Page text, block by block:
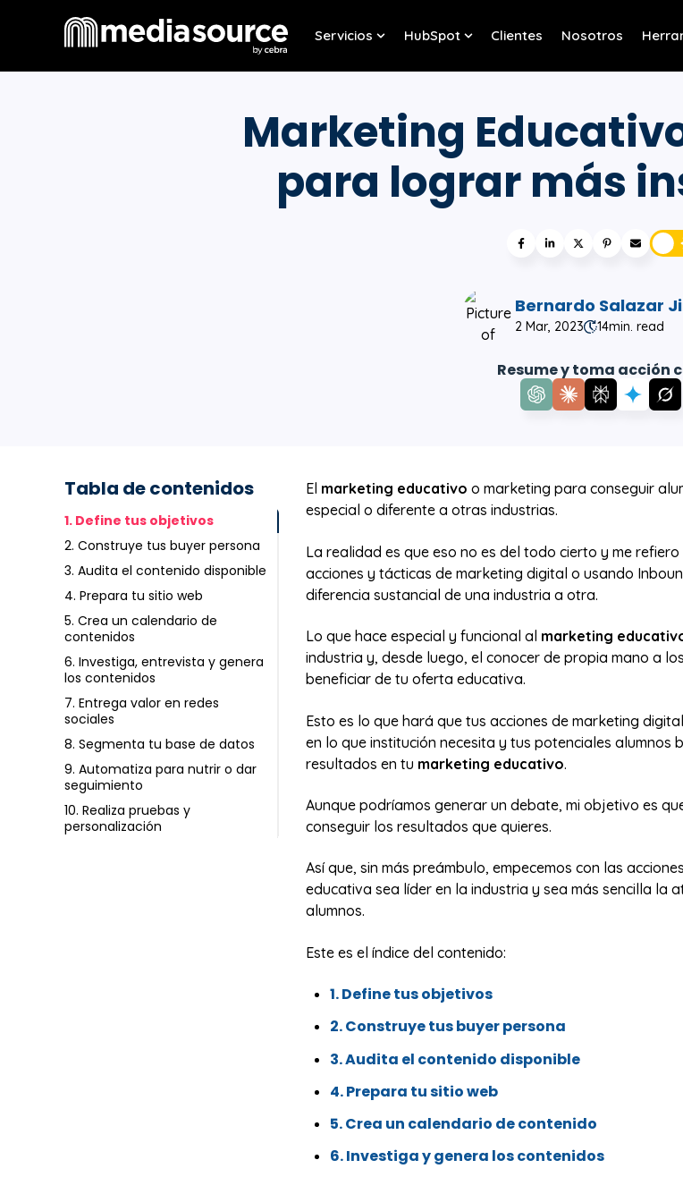
Servicios
Show submenu for Servicios
HubSpot
Show submenu for HubSpot
Clientes Nosotros
Marketing
para lograr más
Bernardo Salazar
2 Mar, 2023 14min. read
Resume y toma acción
Tabla de contenidos
1. Define tus objetivos
2. Construye tus buyer persona
3. Audita el contenido disponible
4. Prepara tu sitio web
5. Crea un calendario de
contenidos
6. Investiga, entrevista y genera
los contenidos
7. Entrega valor en redes
sociales
8. Segmenta tu base de datos
9. Automatiza para nutrir o dar
seguimiento
10. Realiza pruebas y
personalización
El marketing educativo o marketing para conseguir
especial o diferente a otras industrias.
La realidad es que eso no es del todo cierto y me
acciones y tácticas de marketing digital o usando
diferencia sustancial de una industria a otra.
Lo que hace especial y funcional al marketing
industria y, desde luego, el conocer de propia mano a
beneficiar de tu oferta educativa.
Esto es lo que hará que tus acciones de marketing
en lo que institución necesita y tus potenciales alumnos
resultados en tu marketing educativo.
Aunque podríamos generar un debate, mi objetivo es
conseguir los resultados que quieres.
Así que, sin más preámbulo, empecemos con las
educativa sea líder en la industria y sea más sencilla la
alumnos.
Este es el índice del contenido:
1. Define tus objetivos
2. Construye tus buyer persona
3. Audita el contenido disponible
4. Prepara tu sitio web
5. Crea un calendario de contenido
6. Investiga y genera los contenidos